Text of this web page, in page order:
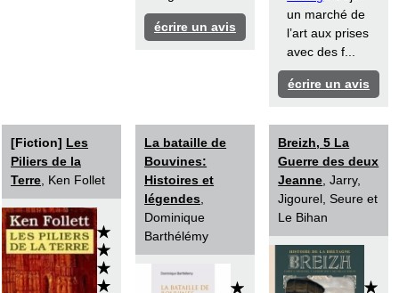
écrire un avis
un marché de
l’art aux prises
avec des f...
écrire un avis
[Fiction] Les
Piliers de la
Terre , Ken Follet
La bataille de
Bouvines:
Histoires et
légendes
Dominique
Barthélémy
Breizh, 5 La
Guerre des deux
Jeanne , Jarry,
Jigourel, Seure et
Le Bihan